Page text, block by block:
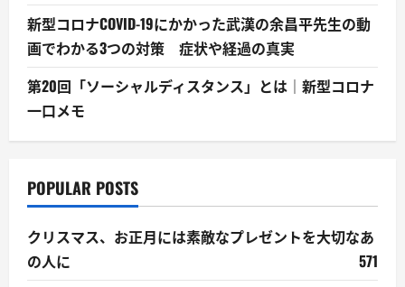
新型コロナCOVID-19にかかった武漢の余昌平先生の動
画でわかる3つの対策 症状や経過の真実
第20回「ソーシャルディスタンス」とは｜新型コロナ
一口メモ
POPULAR POSTS
クリスマス、お正月には素敵なプレゼントを大切なあ
の人に
571